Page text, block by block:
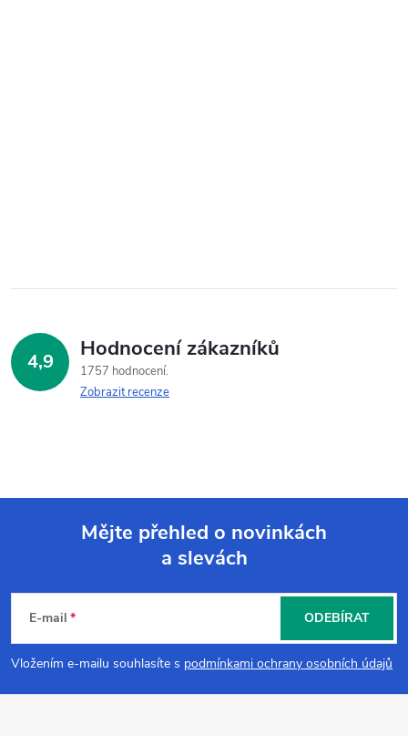
4,9 Hodnocení zákazníků
1757 hodnocení
Zobrazit recenze
p
a
Mějte přehled o novinkách
a slevách
E-mail
Vložením e-mailu souhlasíte s podmínkami ochrany osobních údajů
ODEBÍRAT